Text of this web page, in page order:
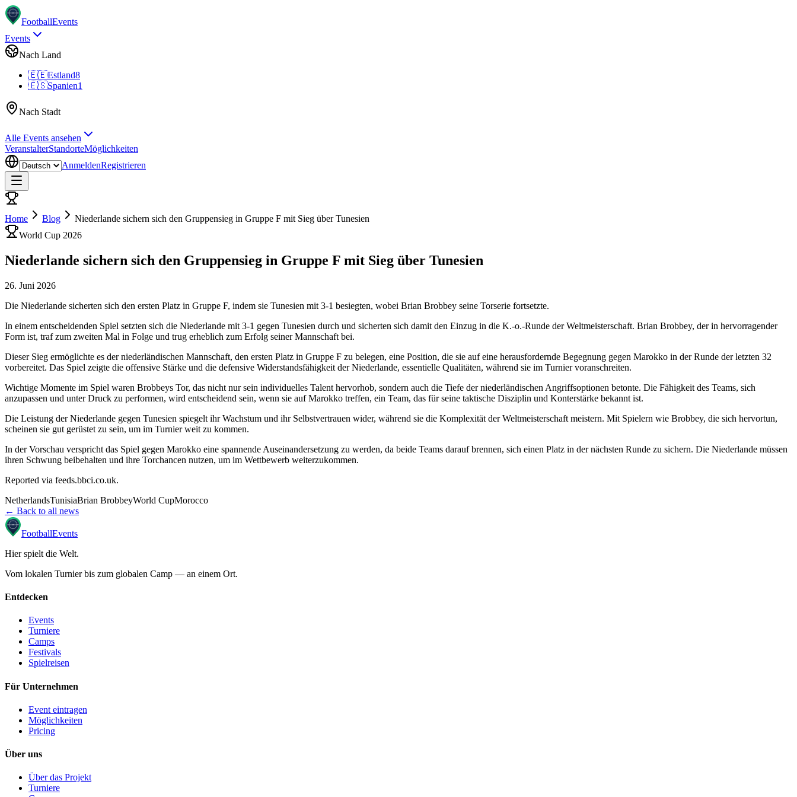
FootballEvents
Events
Nach Land
🇪🇪Estland8
🇪🇸Spanien1
Nach Stadt
Alle Events ansehen
VeranstalterStandorteMöglichkeiten
AnmeldenRegistrieren
Home Blog
Niederlande sichern sich den Gruppensieg in Gruppe F mit Sieg über Tunesien
World Cup 2026
Niederlande sichern sich den Gruppensieg in Gruppe F mit Sieg über Tunesien
26. Juni 2026
Die Niederlande sicherten sich den ersten Platz in Gruppe F, indem sie Tunesien mit 3-1 besiegten, wobei Brian Brobbey seine Torserie fortsetzte.
In einem entscheidenden Spiel setzten sich die Niederlande mit 3-1 gegen Tunesien durch und sicherten sich damit den Einzug in die K.-o.-Runde der Weltmeisterschaft. Brian Brobbey, der in hervorragender
Form ist, traf zum zweiten Mal in Folge und trug erheblich zum Erfolg seiner Mannschaft bei.
Dieser Sieg ermöglichte es der niederländischen Mannschaft, den ersten Platz in Gruppe F zu belegen, eine Position, die sie auf eine herausfordernde Begegnung gegen Marokko in der Runde der letzten 32
vorbereitet. Das Spiel zeigte die offensive Stärke und die defensive Widerstandsfähigkeit der Niederlande, essentielle Qualitäten, während sie im Turnier voranschreiten.
Wichtige Momente im Spiel waren Brobbeys Tor, das nicht nur sein individuelles Talent hervorhob, sondern auch die Tiefe der niederländischen Angriffsoptionen betonte. Die Fähigkeit des Teams, sich
anzupassen und unter Druck zu performen, wird entscheidend sein, wenn sie auf Marokko treffen, ein Team, das für seine taktische Disziplin und Konterstärke bekannt ist.
Die Leistung der Niederlande gegen Tunesien spiegelt ihr Wachstum und ihr Selbstvertrauen wider, während sie die Komplexität der Weltmeisterschaft meistern. Mit Spielern wie Brobbey, die sich hervortun,
scheinen sie gut gerüstet zu sein, um im Turnier weit zu kommen.
In der Vorschau verspricht das Spiel gegen Marokko eine spannende Auseinandersetzung zu werden, da beide Teams darauf brennen, sich einen Platz in der nächsten Runde zu sichern. Die Niederlande müssen
ihren Schwung beibehalten und ihre Torchancen nutzen, um im Wettbewerb weiterzukommen.
Reported via feeds.bbci.co.uk.
NetherlandsTunisiaBrian BrobbeyWorld CupMorocco
← Back to all news
FootballEvents
Hier spielt die Welt.
Vom lokalen Turnier bis zum globalen Camp — an einem Ort.
Entdecken
Events
Turniere
Camps
Festivals
Spielreisen
Für Unternehmen
Event eintragen
Möglichkeiten
Pricing
Über uns
Über das Projekt
Turniere